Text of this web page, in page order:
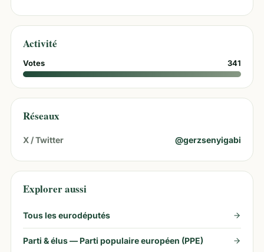
Activité
Votes 341
Réseaux
X / Twitter @gerzsenyigabi
Explorer aussi
Tous les eurodéputés
Parti & élus — Parti populaire européen (PPE)